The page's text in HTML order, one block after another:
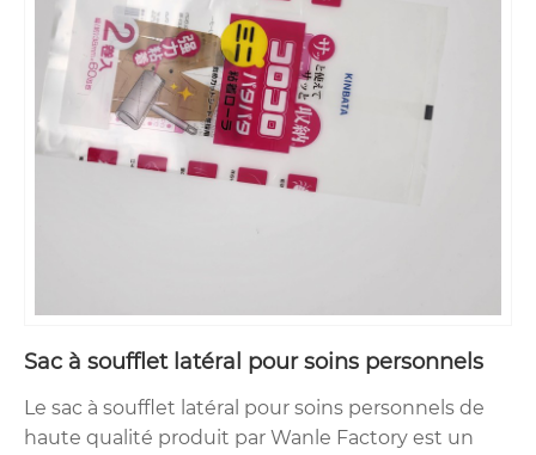
Sac à soufflet latéral pour soins personnels
Le sac à soufflet latéral pour soins personnels de
haute qualité produit par Wanle Factory est un